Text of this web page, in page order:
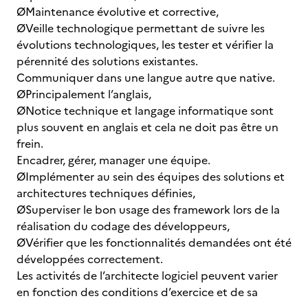
ØMaintenance évolutive et corrective,
ØVeille technologique permettant de suivre les
évolutions technologiques, les tester et vérifier la
pérennité des solutions existantes.
Communiquer dans une langue autre que native.
ØPrincipalement l’anglais,
ØNotice technique et langage informatique sont
plus souvent en anglais et cela ne doit pas être un
frein.
Encadrer, gérer, manager une équipe.
ØImplémenter au sein des équipes des solutions et
architectures techniques définies,
ØSuperviser le bon usage des framework lors de la
réalisation du codage des développeurs,
ØVérifier que les fonctionnalités demandées ont été
développées correctement.
Les activités de l’architecte logiciel peuvent varier
en fonction des conditions d’exercice et de sa